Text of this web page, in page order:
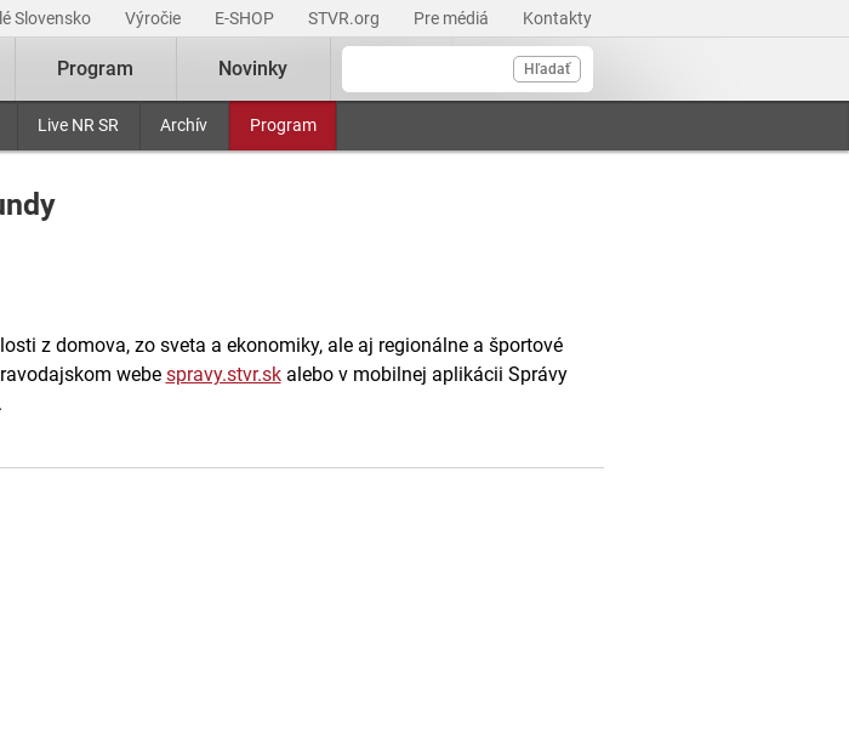
Slovensko Výročie E-SHOP STVR.org Pre médiá Kontakty
Hľadať
Live NR SR Archív Program
Program Novinky
z domova, zo sveta a ekonomiky, ale aj regionálne a športové
webe spravy.stvr.skalebo v mobilnej aplikácii Správy
.